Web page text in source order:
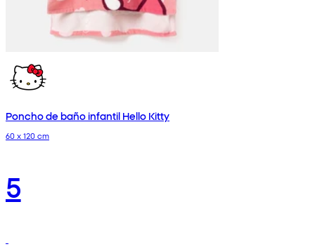
Poncho de baño infantil Hello Kitty
60 x 120 cm
5